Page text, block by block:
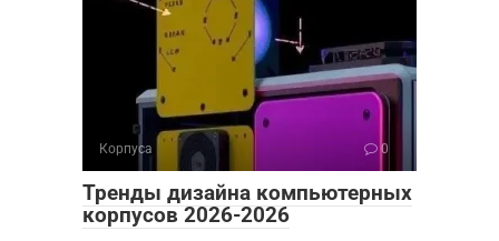
Корпуса 0
Тренды дизайна компьютерных
корпусов 2026-2026